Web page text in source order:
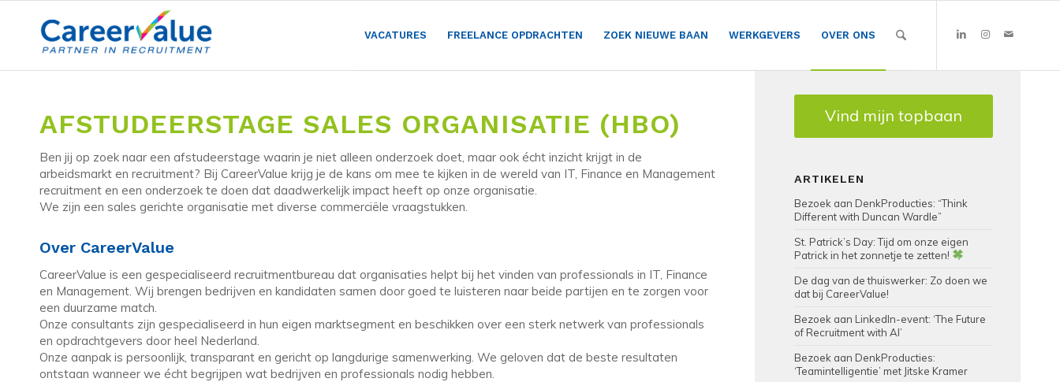
VACATURES FREELANCE OPDRACHTEN ZOEK NIEUWE BAAN WERKGEVERS OVER ONS
AFSTUDEERSTAGE SALES ORGANISATIE (HBO)
Ben jij op zoek naar een afstudeerstage waarin je niet alleen onderzoek doet, maar ook écht inzicht krijgt in de
arbeidsmarkt en recruitment? Bij CareerValue krijg je de kans om mee te kijken in de wereld van IT, Finance en Management
recruitment en een onderzoek te doen dat daadwerkelijk impact heeft op onze organisatie.
We zijn een sales gerichte organisatie met diverse commerciële vraagstukken.
Over CareerValue
CareerValue is een gespecialiseerd recruitmentbureau dat organisaties helpt bij het vinden van professionals in IT, Finance
en Management. Wij brengen bedrijven en kandidaten samen door goed te luisteren naar beide partijen en te zorgen voor
een duurzame match.
Onze consultants zijn gespecialiseerd in hun eigen marktsegment en beschikken over een sterk netwerk van professionals
en opdrachtgevers door heel Nederland.
Onze aanpak is persoonlijk, transparant en gericht op langdurige samenwerking. We geloven dat de beste resultaten
ontstaan wanneer we écht begrijpen wat bedrijven en professionals nodig hebben.
Vind mijn topbaan
ARTIKELEN
Bezoek aan DenkProducties: “Think
Different with Duncan Wardle”
St. Patrick’s Day: Tijd om onze eigen
Patrick in het zonnetje te zetten!
De dag van de thuiswerker: Zo doen we
dat bij CareerValue!
Bezoek aan LinkedIn-event: ‘The Future
of Recruitment with AI’
Bezoek aan DenkProducties:
‘Teamintelligentie’ met Jitske Kramer